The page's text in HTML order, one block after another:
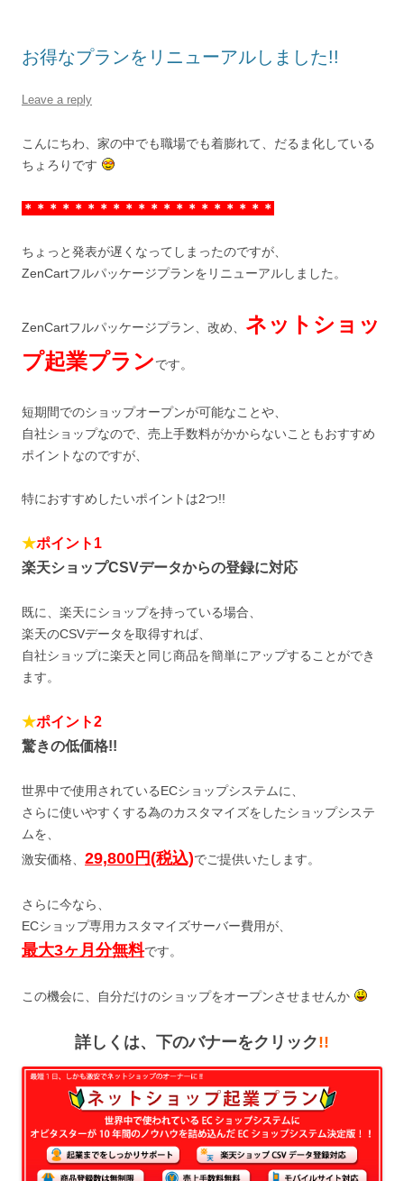
お得なプランをリニューアルしました!!
Leave a reply
こんにちわ、家の中でも職場でも着膨れて、だるま化している
ちょろりです
＊＊＊＊＊＊＊＊＊＊＊＊＊＊＊＊＊＊＊＊
ちょっと発表が遅くなってしまったのですが、
ZenCartフルパッケージプランをリニューアルしました。
ZenCartフルパッケージプラン、改め、 ネットショッ
プ起業プランです。
短期間でのショップオープンが可能なことや、
自社ショップなので、売上手数料がかからないこともおすすめ
ポイントなのですが、
特におすすめしたいポイントは2つ!!
★ポイント1
楽天ショップCSVデータからの登録に対応
既に、楽天にショップを持っている場合、
楽天のCSVデータを取得すれば、
自社ショップに楽天と同じ商品を簡単にアップすることができ
ます。
★ポイント2
驚きの低価格!!
世界中で使用されているECショップシステムに、
さらに使いやすくする為のカスタマイズをしたショップシステ
ムを、
激安価格、 29,800円(税込)でご提供いたします。
さらに今なら、
ECショップ専用カスタマイズサーバー費用が、
最大3ヶ月分無料です。
この機会に、自分だけのショップをオープンさせませんか
詳しくは、下のバナーをクリック!!